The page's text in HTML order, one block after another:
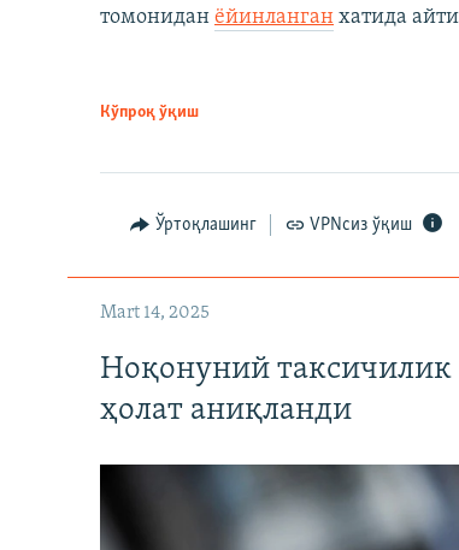
томонидан ёйинланган хатида
Кўпроқ ўқиш
Ўртоқлашинг VPNсиз ўқиш
Mart 14, 2025
Ноқонуний таксичилик
ҳолат аниқланди